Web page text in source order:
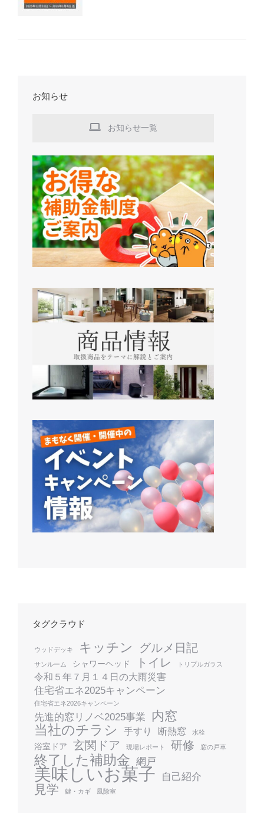
お知らせ
お知らせ一覧
タグクラウド
ウッドデッキ キッチン グルメ日記
サンルーム シャワーヘッド トイレ トリプルガラス
令和５年７月１４日の大雨災害
住宅省エネ2025キャンペーン
住宅省エネ2026キャンペーン
先進的窓リノベ2025事業 内窓
当社のチラシ 手すり 断熱窓 水栓
浴室ドア 玄関ドア 現場レポート 研修 窓の戸車
終了した補助金 網戸
美味しいお菓子 自己紹介
見学 鍵・カギ 風除室